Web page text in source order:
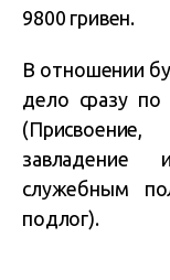
9800 гривен.
В отношении
дело сразу
завладение
служебным
подлог).